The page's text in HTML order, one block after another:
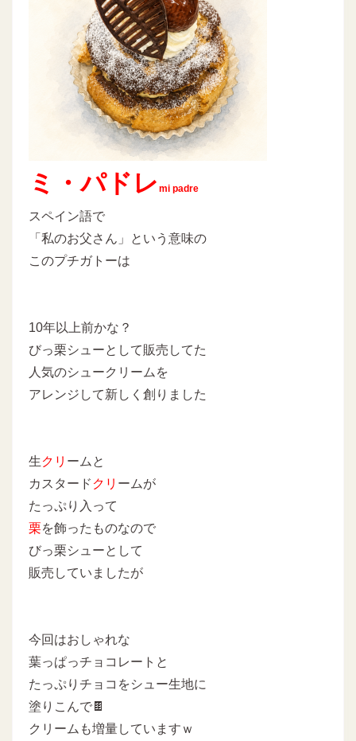
ミ・パドレ mi padre
スペイン語で
「私のお父さん」という意味の
このプチガトーは
10年以上前かな？
びっ栗シューとして販売してた
人気のシュークリームを
アレンジして新しく創りました
生クリ ームと
カスタード クリ ームが
たっぷり入って
栗を飾ったものなので
びっ栗シューとして
販売していましたが
今回はおしゃれな
葉っぱっチョコレートと
たっぷりチョコをシュー生地に
塗りこんで🍫
クリームも増量していますｗ